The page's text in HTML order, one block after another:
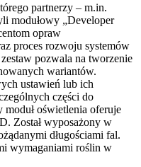
partnerzy – m.in.
modułowy „Developer
opraw
proces rozwoju systemów
pozwala na tworzenie
wariantów.
ustawień lub ich
części do
oświetlenia oferuje
Został wyposażony w
długościami fal.
wymaganiami roślin w